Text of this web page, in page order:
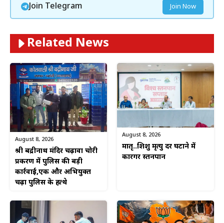
Join Telegram Join Now
Related News
August 8, 2026
श्री बद्रीनाथ मंदिर चढ़ावा चोरी
प्रकरण में पुलिस की बड़ी
कार्रवाई,एक और अभियुक्त
चढ़ा पुलिस के हत्थे
August 8, 2026
मातृ..शिशु मृत्यु दर घटाने में
कारगर स्तनपान